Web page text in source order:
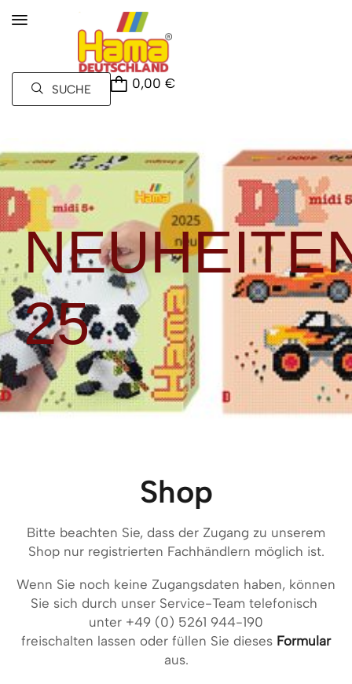
SUCHE 0,00 €
25
Shop
Bitte beachten Sie, dass der Zugang zu unserem
Shop nur registrierten Fachhändlern möglich ist.
Wenn Sie noch keine Zugangsdaten haben, können
Sie sich durch unser Service-Team telefonisch
unter +49 (0) 5261 944-190
freischalten lassen oder füllen Sie dieses Formular
aus.